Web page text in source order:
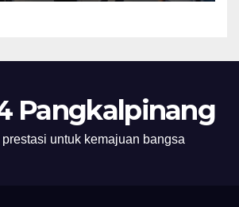
Pangkalpinang
untuk kemajuan bangsa